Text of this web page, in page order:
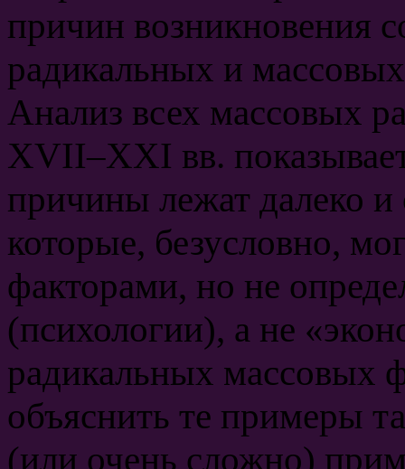
причин возникновения
радикальных и
Анализ всех массовых
XVII–XXI вв.
причины лежат далеко
которые, безусловно,
факторами, но не
(психологии), а не
радикальных массовых
объяснить те примеры
(или очень сложно)